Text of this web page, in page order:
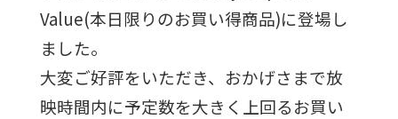
Value(本日限りのお買い得商品)に登場し
ました。
大変ご好評をいただき、おかげさまで放
映時間内に予定数を大きく上回るお買い